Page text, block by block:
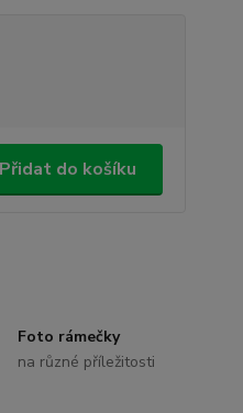
Přidat do košíku
Foto rámečky
na různé příležitosti